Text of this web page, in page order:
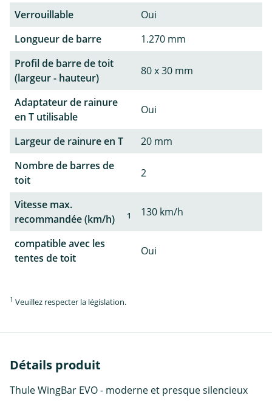
Verrouillable
Oui
Longueur de barre
1.270 mm
Profil de barre de toit
(largeur - hauteur)
80 x 30 mm
Adaptateur de rainure
en T utilisable
Oui
Largeur de rainure en T
20 mm
Nombre de barres de
toit
2
Vitesse max.
recommandée (km/h)
1 130 km/h
compatible avec les
tentes de toit
Oui
1 Veuillez respecter la législation.
Détails produit
Thule WingBar EVO - moderne et presque silencieux